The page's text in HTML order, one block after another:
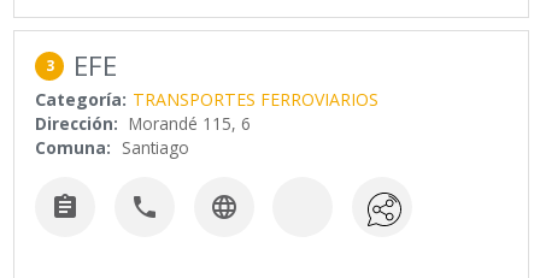
3 EFE
Categoría: TRANSPORTES FERROVIARIOS
Dirección: Morandé 115, 6
Comuna: Santiago
  